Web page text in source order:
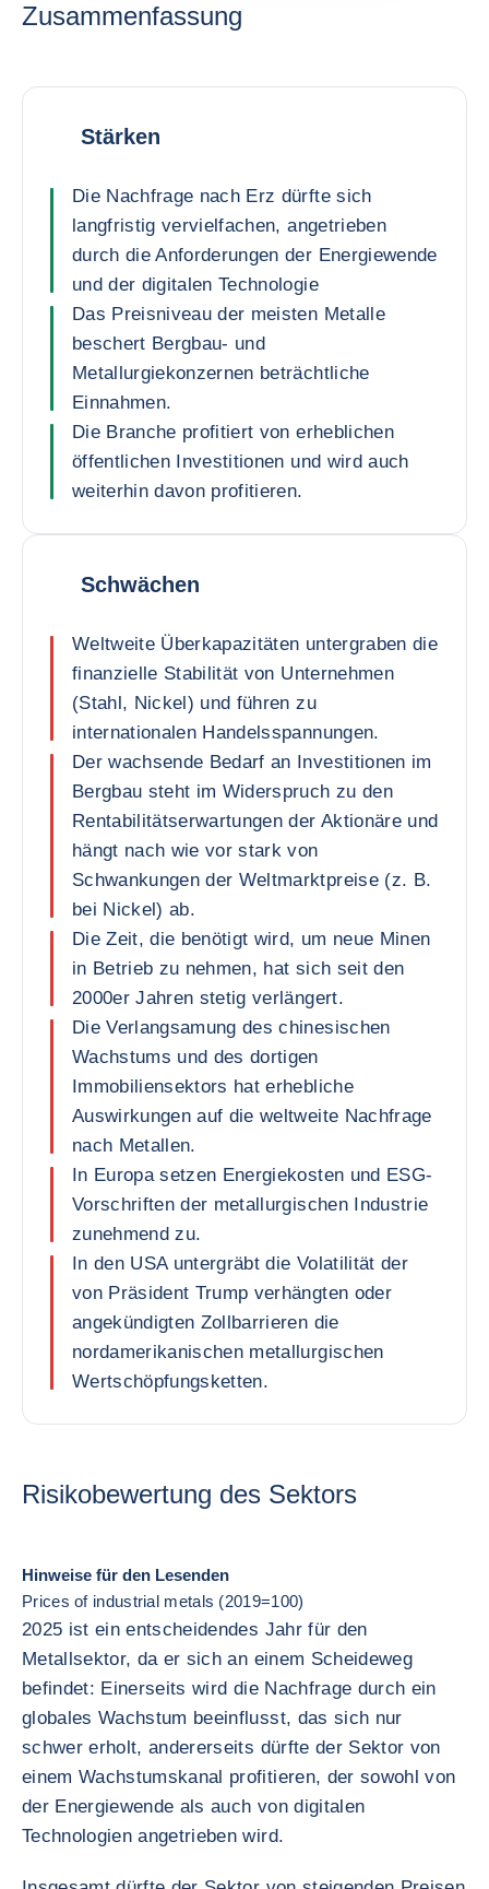
Zusammenfassung
Stärken
Die Nachfrage nach Erz dürfte sich
langfristig vervielfachen, angetrieben
durch die Anforderungen der Energiewende
und der digitalen Technologie
Das Preisniveau der meisten Metalle
beschert Bergbau- und
Metallurgiekonzernen beträchtliche
Einnahmen.
Die Branche profitiert von erheblichen
öffentlichen Investitionen und wird auch
weiterhin davon profitieren.
Schwächen
Weltweite Überkapazitäten untergraben die
finanzielle Stabilität von Unternehmen
(Stahl, Nickel) und führen zu
internationalen Handelsspannungen.
Der wachsende Bedarf an Investitionen im
Bergbau steht im Widerspruch zu den
Rentabilitätserwartungen der Aktionäre und
hängt nach wie vor stark von
Schwankungen der Weltmarktpreise (z. B.
bei Nickel) ab.
Die Zeit, die benötigt wird, um neue Minen
in Betrieb zu nehmen, hat sich seit den
2000er Jahren stetig verlängert.
Die Verlangsamung des chinesischen
Wachstums und des dortigen
Immobiliensektors hat erhebliche
Auswirkungen auf die weltweite Nachfrage
nach Metallen.
In Europa setzen Energiekosten und ESG-
Vorschriften der metallurgischen Industrie
zunehmend zu.
In den USA untergräbt die Volatilität der
von Präsident Trump verhängten oder
angekündigten Zollbarrieren die
nordamerikanischen metallurgischen
Wertschöpfungsketten.
Risikobewertung des Sektors
Hinweise für den Lesenden
Prices of industrial metals (2019=100)
2025 ist ein entscheidendes Jahr für den
Metallsektor, da er sich an einem Scheideweg
befindet: Einerseits wird die Nachfrage durch ein
globales Wachstum beeinflusst, das sich nur
schwer erholt, andererseits dürfte der Sektor von
einem Wachstumskanal profitieren, der sowohl von
der Energiewende als auch von digitalen
Technologien angetrieben wird.